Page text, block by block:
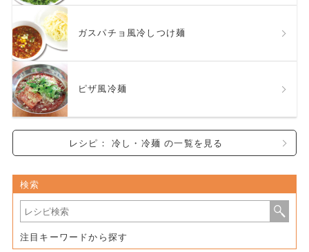
ガスパチョ風冷しつけ麺
ピザ風冷麺
レシピ： 冷し・冷麺 の一覧を見る
検索
注目キーワードから探す